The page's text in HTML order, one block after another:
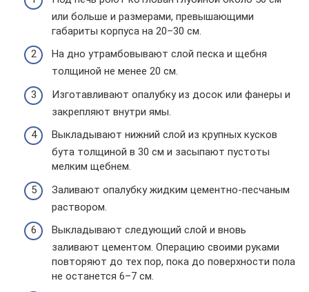
или больше и размерами, превышающими
габариты корпуса на 20–30 см.
На дно утрамбовывают слой песка и щебня
толщиной не менее 20 см.
Изготавливают опалубку из досок или фанеры и
закрепляют внутри ямы.
Выкладывают нижний слой из крупных кусков
бута толщиной в 30 см и засыпают пустоты
мелким щебнем.
Заливают опалубку жидким цементно-песчаным
раствором.
Выкладывают следующий слой и вновь
заливают цементом. Операцию своими руками
повторяют до тех пор, пока до поверхности пола
не останется 6–7 см.